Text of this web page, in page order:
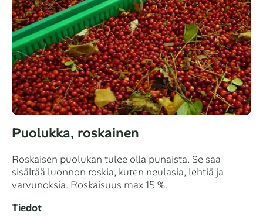
Puolukka, roskainen
Roskaisen puolukan tulee olla punaista. Se saa
sisältää luonnon roskia, kuten neulasia, lehtiä ja
varvunoksia. Roskaisuus max 15 %.
Tiedot